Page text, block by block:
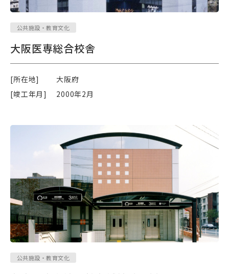
公共施設・教育文化
大阪医専総合校舎
[所在地]
大阪府
[竣工年月]
2000年2月
公共施設・教育文化